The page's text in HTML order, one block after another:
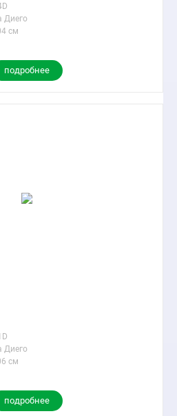
Диего
см
подробнее
Диего
см
подробнее